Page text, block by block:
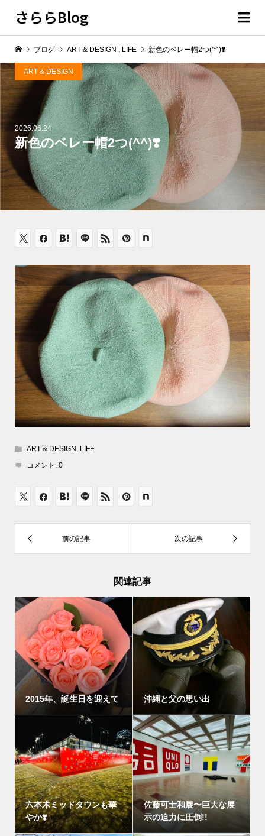
さららBlog
2026.06.24
新色のベレー帽2つ(^^)❣️
ART & DESIGN
ブログ ART & DESIGN , LIFE 新色のベレー帽2つ(^^)❣️
ART & DESIGN , LIFE
コメント: 0
関連記事
2015年、誕生日を迎えて 沖縄と父の思い出
六本木ミッドタウンも華
やか❣️
佐藤可士和展〜巨大な展
示の迫力に圧倒!!